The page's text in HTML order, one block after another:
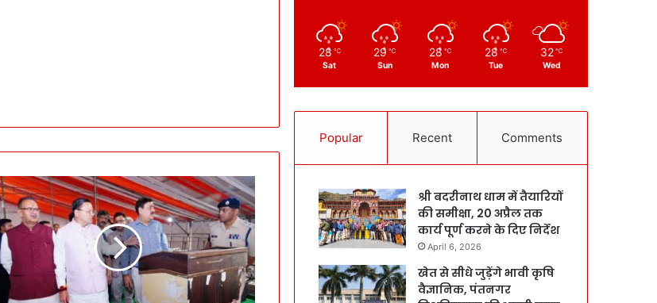
28 ℃
Sat
29 ℃
Sun
28 ℃
Mon
28 ℃
Tue
32 ℃
Wed
Popular Recent Comments
श्री बदरीनाथ धाम में तैयारियों
की समीक्षा, 20 अप्रैल तक
कार्य पूर्ण करने के दिए निर्देश
April 6, 2026
खेत से सीधे जुड़ेंगे भावी कृषि
वैज्ञानिक, पंतनगर